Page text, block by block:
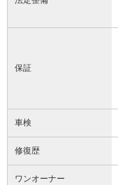
保証
車検
修復歴
ワンオーナー